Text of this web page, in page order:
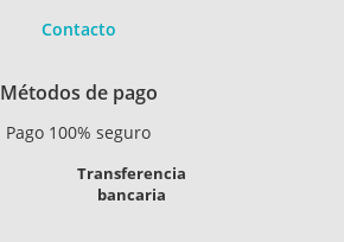
Contacto
Métodos de pago
Pago 100% seguro
Transferencia
bancaria